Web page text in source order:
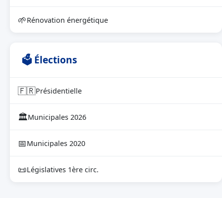
🌱Rénovation énergétique
🗳 Élections
🇫🇷Présidentielle
🏛Municipales 2026
📅Municipales 2020
📜Législatives 1ère circ.